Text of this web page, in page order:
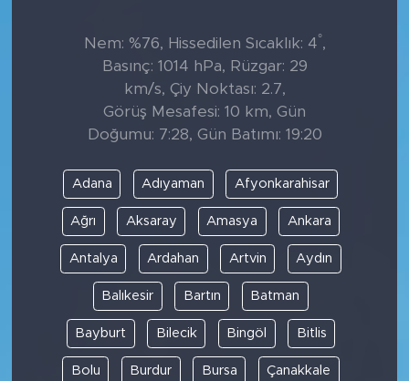
Nem: %76, Hissedilen Sıcaklık: 4°,
Basınç: 1014 hPa, Rüzgar: 29
km/s, Çiy Noktası: 2.7,
Görüş Mesafesi: 10 km, Gün
Doğumu: 7:28, Gün Batımı: 19:20
Adana Adıyaman Afyonkarahisar
Ağrı Aksaray Amasya Ankara
Antalya Ardahan Artvin Aydın
Balıkesir Bartın Batman
Bayburt Bilecik Bingöl Bitlis
Bolu Burdur Bursa Çanakkale